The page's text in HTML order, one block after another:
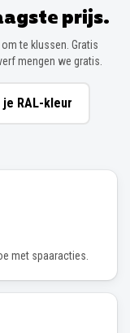
prijs.
te klussen. Gratis
mengen we gratis.
je RAL-kleur
met spaaracties.